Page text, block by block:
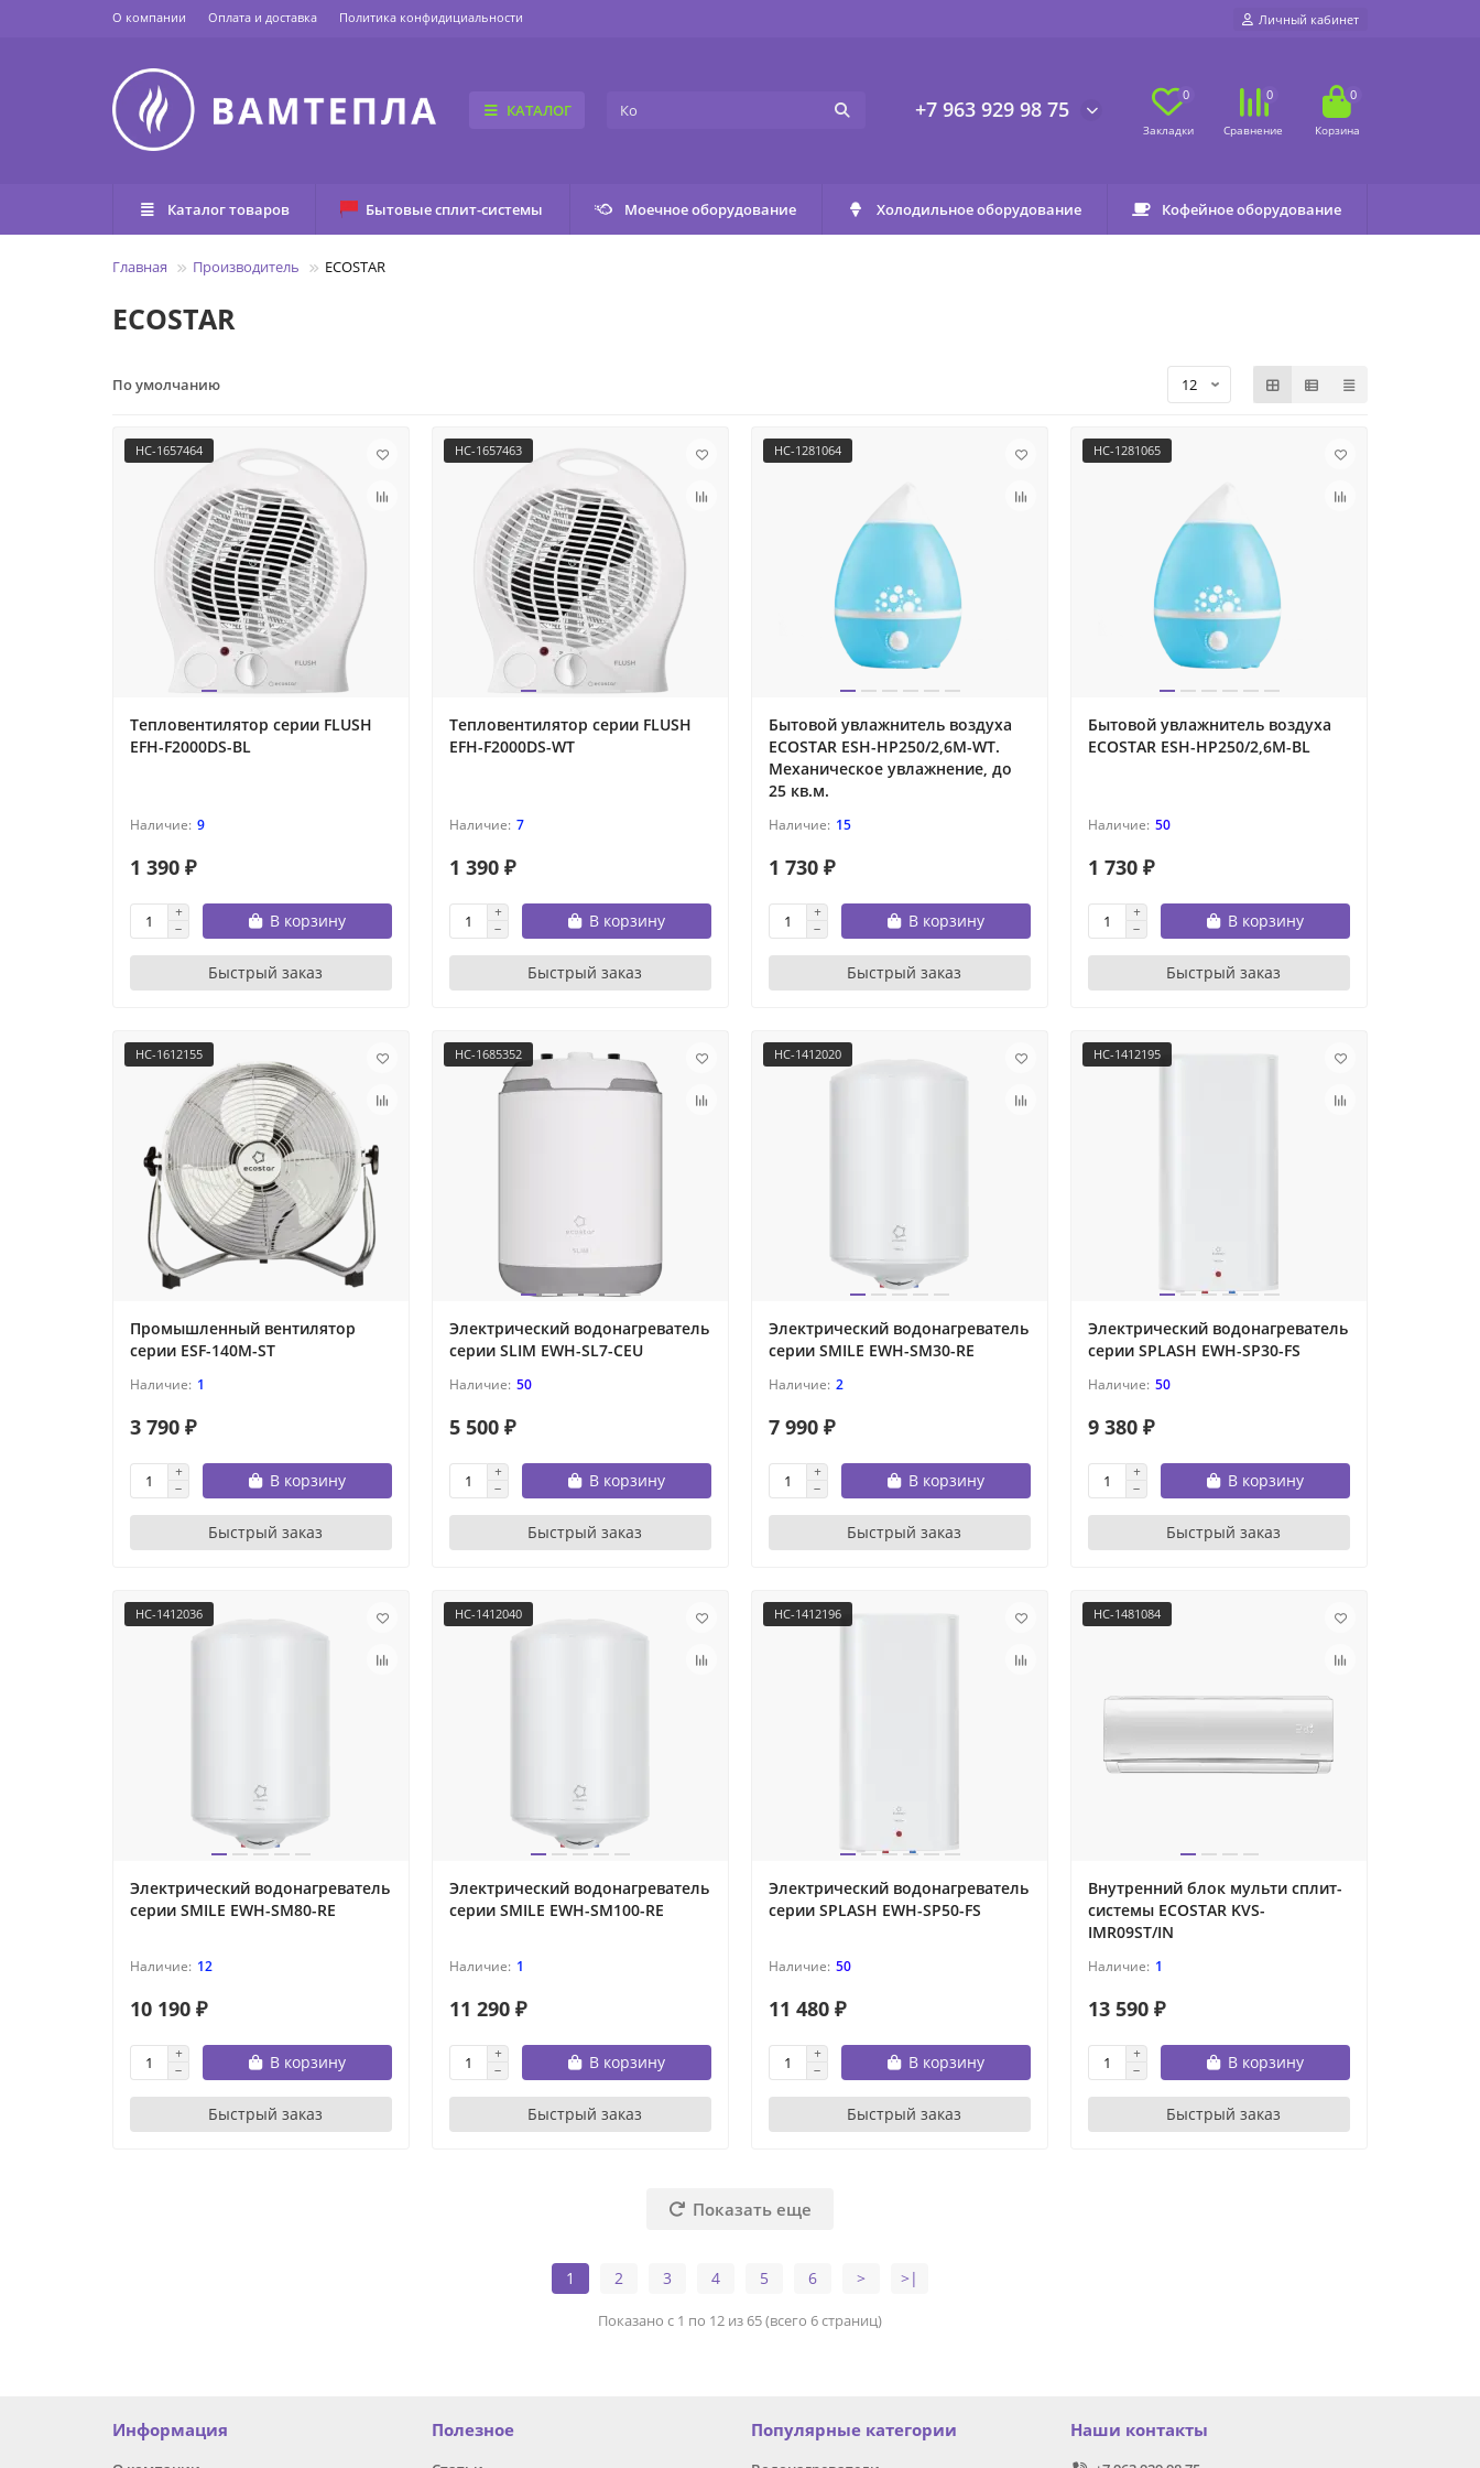
О компании Оплата и доставка Политика конфидициальности Личный кабинет
КАТАЛОГ +7 963 929 98 75
0 0 0
Каталог товаров Бытовые сплит-системы Моечное оборудование Холодильное оборудование Кофейное оборудование
Главная Производитель ECOSTAR
ECOSTAR
По умолчанию
НС-1657464
Тепловентилятор серии FLUSH
EFH-F2000DS-BL
9
1 390 ₽
В корзину
Быстрый заказ
НС-1657463
Тепловентилятор серии FLUSH
EFH-F2000DS-WT
7
1 390 ₽
В корзину
Быстрый заказ
НС-1281064
Бытовой увлажнитель воздуха
ECOSTAR ESH-HP250/2,6M-WT.
Механическое увлажнение, до
25 кв.м.
15
1 730 ₽
В корзину
Быстрый заказ
НС-1281065
Бытовой увлажнитель воздуха
ECOSTAR ESH-HP250/2,6M-BL
50
1 730 ₽
В корзину
Быстрый заказ
НС-1612155
Промышленный вентилятор
серии ESF-140M-ST
1
3 790 ₽
В корзину
Быстрый заказ
НС-1685352
Электрический водонагреватель
серии SLIM EWH-SL7-CEU
50
5 500 ₽
В корзину
Быстрый заказ
НС-1412020
Электрический водонагреватель
серии SMILE EWH-SM30-RE
2
7 990 ₽
В корзину
Быстрый заказ
НС-1412195
Электрический водонагреватель
серии SPLASH EWH-SP30-FS
50
9 380 ₽
В корзину
Быстрый заказ
НС-1412036
Электрический водонагреватель
серии SMILE EWH-SM80-RE
12
10 190 ₽
В корзину
Быстрый заказ
НС-1412040
Электрический водонагреватель
серии SMILE EWH-SM100-RE
1
11 290 ₽
В корзину
Быстрый заказ
НС-1412196
Электрический водонагреватель
серии SPLASH EWH-SP50-FS
50
11 480 ₽
В корзину
Быстрый заказ
НС-1481084
Внутренний блок мульти сплит-
системы ECOSTAR KVS-
IMR09ST/IN
1
13 590 ₽
В корзину
Быстрый заказ
Показать еще
1 2 3 4 5 6 > >|
Показано с 1 по 12 из 65 (всего 6 страниц)
Информация Полезное Популярные категории Наши контакты